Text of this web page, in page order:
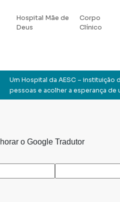
Hospital Mãe de
Deus
Corpo
Clínico
Um Hospital da AESC –
pessoas e acolher a esperança
o Google Tradutor